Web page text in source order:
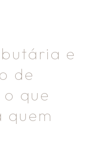
e
de
que
quem